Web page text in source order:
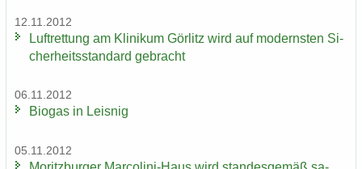
12.11.2012
Luft­ret­tung am Kli­ni­kum Gör­litz wird auf mo­derns­ten Si­
cher­heits­stan­dard ge­bracht
06.11.2012
Bio­gas in Leis­nig
05.11.2012